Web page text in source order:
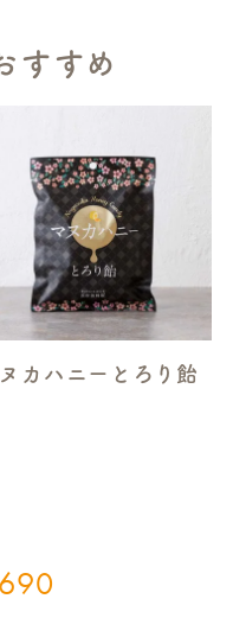
すすめ
カハニーとろり飴
690